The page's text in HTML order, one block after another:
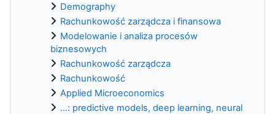
Demography
Rachunkowość zarządcza i finansowa
Modelowanie i analiza procesów
biznesowych
Rachunkowość zarządcza
Rachunkowość
Applied Microeconomics
...: predictive models, deep learning, neural